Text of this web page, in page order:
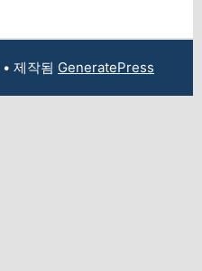
• 제작됨 GeneratePress